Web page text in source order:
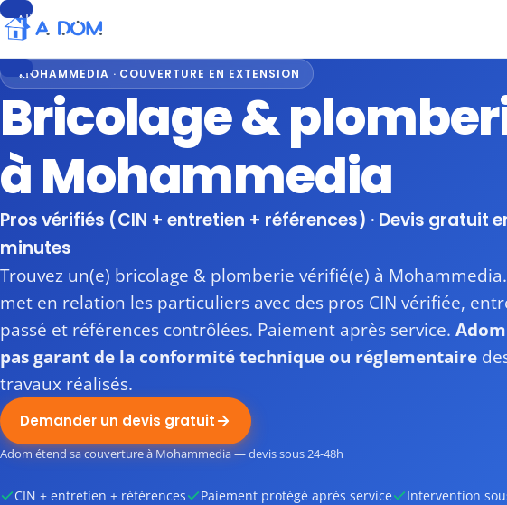
Aller
au
contenu
Aller
au
contenu
MOHAMMEDIA · COUVERTURE EN EXTENSION
Bricolage &
à Mohammedia
Pros vérifiés (CIN + entretien + références) · Devis gratuit
minutes
Trouvez un(e) bricolage & plomberie vérifié(e) à
met en relation les particuliers avec des pros CIN vérifiée,
passé et références contrôlées. Paiement après service.
pas garant de la conformité technique ou réglementaire
travaux réalisés.
Demander un devis gratuit
Adom étend sa couverture à Mohammedia — devis sous 24-48h
CIN + entretien + références Paiement protégé après service Intervention